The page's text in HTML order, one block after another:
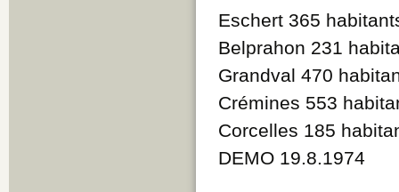
Eschert 365
Belprahon 231
Grandval 470
Crémines 553
Corcelles 185
DEMO 19.8.1974